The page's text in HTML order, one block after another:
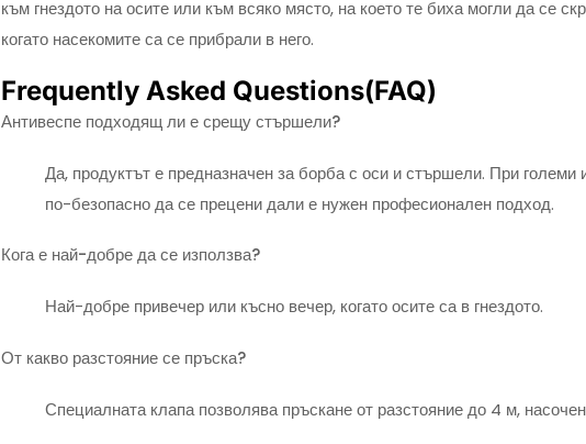
към гнездото на осите или към всяко място, на което те биха могли да се
когато насекомите са се прибрали в него.
Frequently Asked Questions(FAQ)
Антивеспе подходящ ли е срещу стършели?
Да, продуктът е предназначен за борба с оси и стършели. При големи
по-безопасно да се прецени дали е нужен професионален подход.
Кога е най-добре да се използва?
Най-добре привечер или късно вечер, когато осите са в гнездото.
От какво разстояние се пръска?
Специалната клапа позволява пръскане от разстояние до 4 м,